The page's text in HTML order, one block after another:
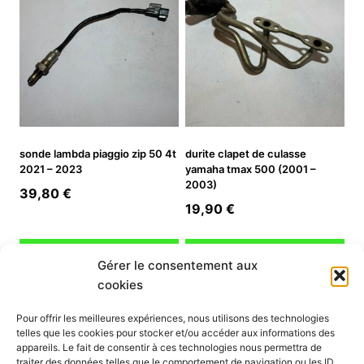
Gérer le consentement aux
cookies
Pour offrir les meilleures expériences, nous utilisons des technologies
telles que les cookies pour stocker et/ou accéder aux informations des
appareils. Le fait de consentir à ces technologies nous permettra de
sonde lambda piaggio zip 50 4t
2021 – 2023
39,80 €
durite clapet de culasse
yamaha tmax 500 (2001 –
2003)
19,90 €
INFORMATION
Mon compte